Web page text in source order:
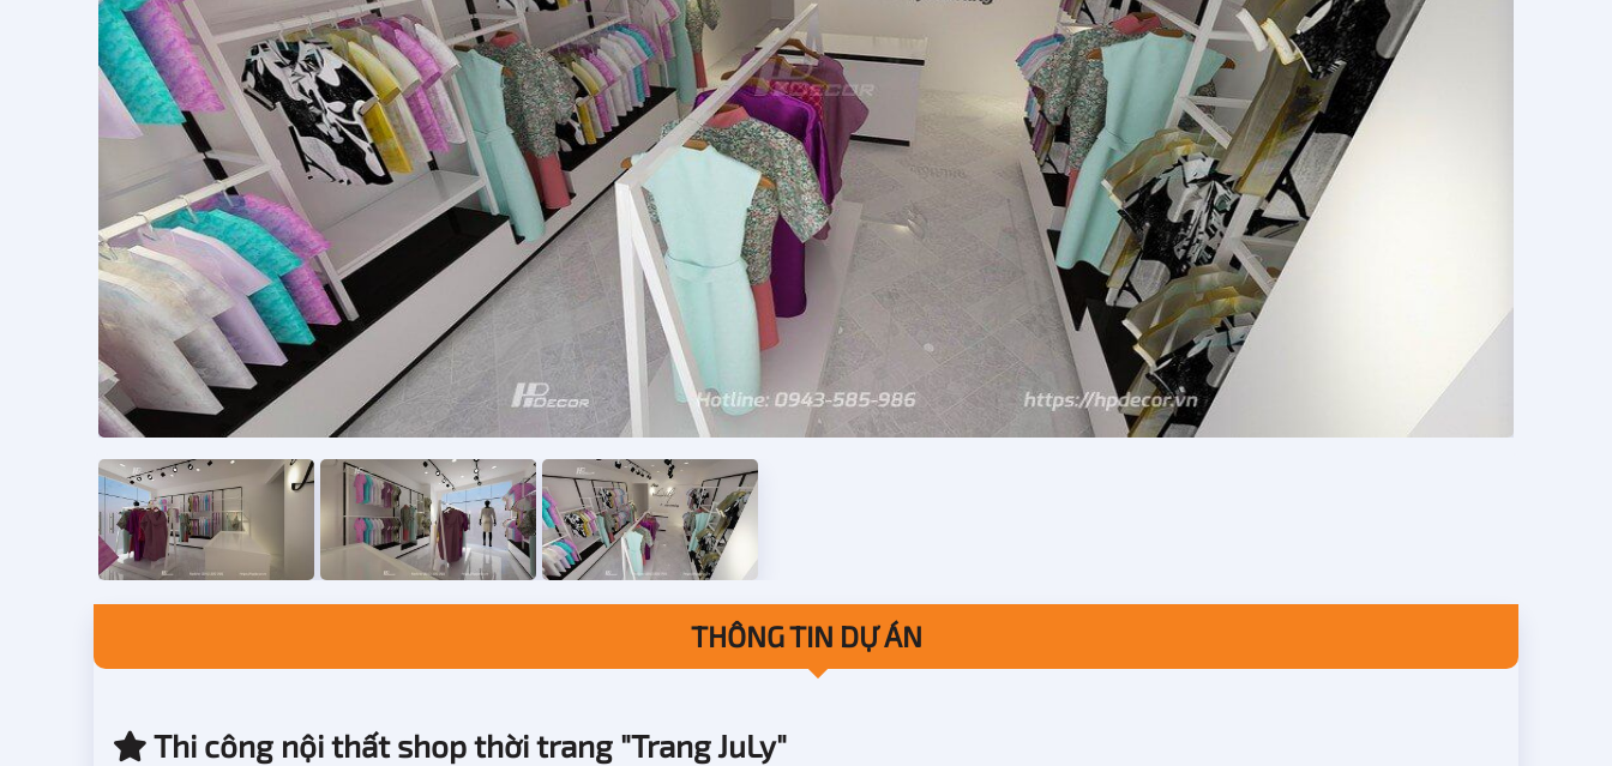
THÔNG TIN DỰ ÁN
Thi công nội thất shop thời trang "Trang JuLy"